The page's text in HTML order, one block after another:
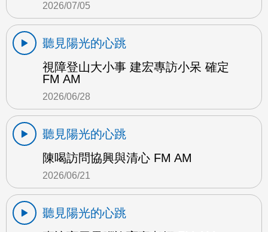
2026/07/05
聽見陽光的心跳
視障登山大小事 建宏專訪小呆 確定
FM AM
2026/06/28
聽見陽光的心跳
陳喝訪問協興與清心 FM AM
2026/06/21
聽見陽光的心跳